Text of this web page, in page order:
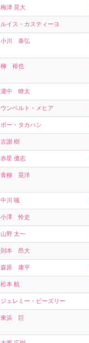
梅津 晃大
ルイス・カスティーヨ
小川 泰弘
柳 裕也
瀧中 瞭太
ウンベルト・メヒア
ボー・タカハシ
古謝 樹
赤星 優志
青柳 晃洋
中川 颯
小澤 怜史
山野 太一
則本 昂大
森原 康平
松本 航
ジェレミー・ビーズリー
東浜 巨